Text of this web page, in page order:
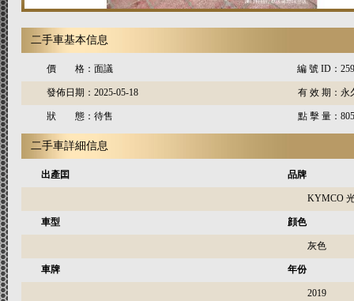
二手車基本信息
價 格： 面議 編 號 ID：
發佈日期： 2025-05-18 有 效 期： 永
狀 態： 待售 點 擊 量：
二手車詳細信息
出產囯 品牌
KYMCO
車型 顔色
灰色
車牌 年份
2019